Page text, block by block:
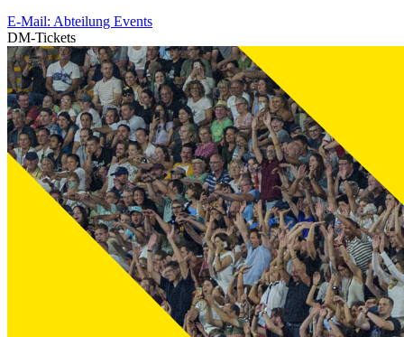
E-Mail: Abteilung Events
DM-Tickets